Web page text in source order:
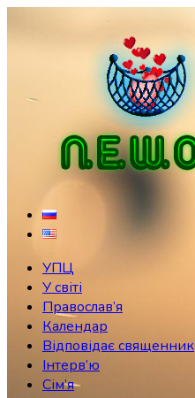
УПЦ
У світі
Православ’я
Календар
Відповідає священник
Інтерв’ю
Сім’я